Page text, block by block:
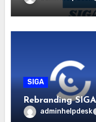
SIGA
Rebranding
adminhelpdesk